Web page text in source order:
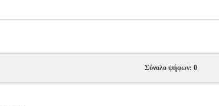
Σύνολο ψήφων: 0